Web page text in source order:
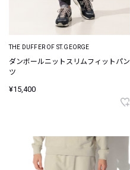
THE DUFFER OF ST.GEORGE
ダンボールニットスリムフィットパン
ツ
¥15,400